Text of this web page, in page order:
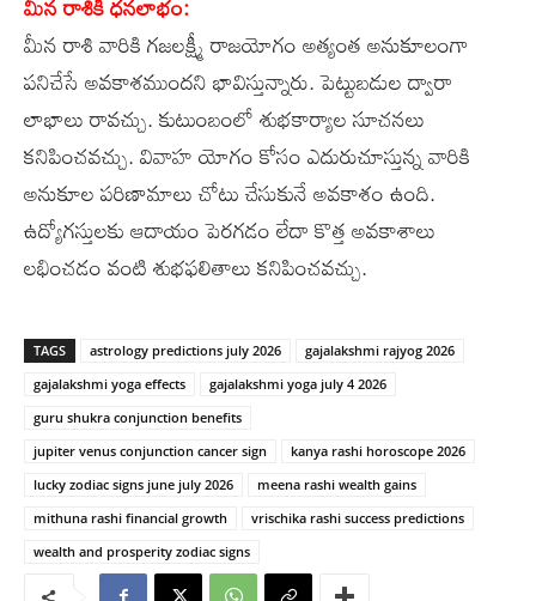
మీన రాశి వారికి గజలక్ష్మీ రాజయోగం అత్యంత అనుకూలంగా
పనిచేసే అవకాశముందని భావిస్తున్నారు. పెట్టుబడుల ద్వారా
లాభాలు రావచ్చు. కుటుంబంలో శుభకార్యాల సూచనలు
కనిపించవచ్చు. వివాహ యోగం కోసం ఎదురుచూస్తున్న వారికి
అనుకూల పరిణామాలు చోటు చేసుకునే అవకాశం ఉంది.
ఉద్యోగస్తులకు ఆదాయం పెరగడం లేదా కొత్త అవకాశాలు
లభించడం వంటి శుభఫలితాలు కనిపించవచ్చు.
TAGS astrology predictions july 2026
gajalakshmi rajyog 2026
gajalakshmi yoga effects
gajalakshmi yoga july 4 2026
guru shukra conjunction benefits
jupiter venus conjunction cancer sign
kanya rashi horoscope 2026
lucky zodiac signs june july 2026
meena rashi wealth gains
mithuna rashi financial growth
vrischika rashi success predictions
wealth and prosperity zodiac signs